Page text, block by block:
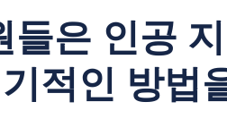
들은 인공
적인 방법